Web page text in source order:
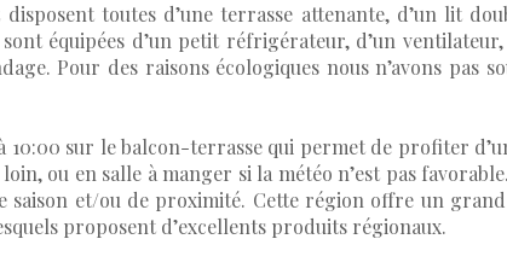
toutes d’une terrasse attenante, d’un lit
équipées d’un petit réfrigérateur, d’un ventilateur,
Pour des raisons écologiques nous n’avons pas
10:00 sur le balcon-terrasse qui permet de profiter
ou en salle à manger si la météo n’est pas
saison et/ou de proximité. Cette région offre un
proposent d’excellents produits régionaux.